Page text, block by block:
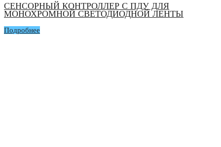
СЕНСОРНЫЙ КОНТРОЛЛЕР С ПДУ ДЛЯ
МОНОХРОМНОЙ СВЕТОДИОДНОЙ ЛЕНТЫ
Подробнее